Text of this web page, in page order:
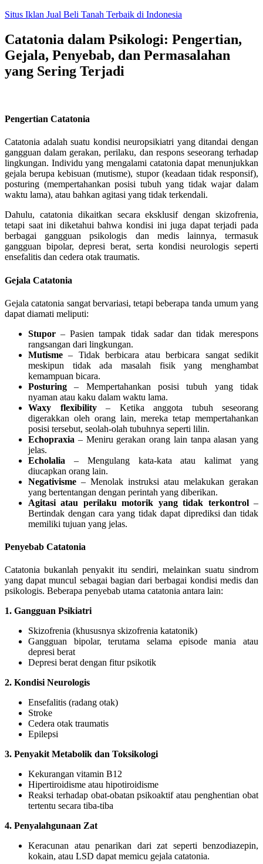
Skip
content
Situs Iklan Jual Beli Tanah Terbaik di Indonesia
Catatonia dalam Psikologi: Pengertian,
Gejala, Penyebab, dan Permasalahan
yang Sering Terjadi
Pengertian Catatonia
Catatonia adalah suatu kondisi neuropsikiatri yang ditandai dengan
gangguan dalam gerakan, perilaku, dan respons seseorang terhadap
lingkungan. Individu yang mengalami catatonia dapat menunjukkan
gejala berupa kebisuan (mutisme), stupor (keadaan tidak responsif),
posturing (mempertahankan posisi tubuh yang tidak wajar dalam
waktu lama), atau bahkan agitasi yang tidak terkendali.
Dahulu, catatonia dikaitkan secara eksklusif dengan skizofrenia,
tetapi saat ini diketahui bahwa kondisi ini juga dapat terjadi pada
berbagai gangguan psikologis dan medis lainnya, termasuk
gangguan bipolar, depresi berat, serta kondisi neurologis seperti
ensefalitis dan cedera otak traumatis.
Gejala Catatonia
Gejala catatonia sangat bervariasi, tetapi beberapa tanda umum yang
dapat diamati meliputi:
Stupor – Pasien tampak tidak sadar dan tidak merespons
rangsangan dari lingkungan.
Mutisme – Tidak berbicara atau berbicara sangat sedikit
meskipun tidak ada masalah fisik yang menghambat
kemampuan bicara.
Posturing – Mempertahankan posisi tubuh yang tidak
nyaman atau kaku dalam waktu lama.
Waxy flexibility– Ketika anggota tubuh seseorang
digerakkan oleh orang lain, mereka tetap mempertahankan
posisi tersebut, seolah-olah tubuhnya seperti lilin.
Echopraxia – Meniru gerakan orang lain tanpa alasan yang
jelas.
Echolalia – Mengulang kata-kata atau kalimat yang
diucapkan orang lain.
Negativisme – Menolak instruksi atau melakukan gerakan
yang bertentangan dengan perintah yang diberikan.
Agitasi atau perilaku motorik yang tidak terkontrol–
Bertindak dengan cara yang tidak dapat diprediksi dan tidak
memiliki tujuan yang jelas.
Penyebab Catatonia
Catatonia bukanlah penyakit itu sendiri, melainkan suatu sindrom
yang dapat muncul sebagai bagian dari berbagai kondisi medis dan
psikologis. Beberapa penyebab utama catatonia antara lain:
1. Gangguan Psikiatri
Skizofrenia (khususnya skizofrenia katatonik)
Gangguan bipolar, terutama selama episode mania atau
depresi berat
Depresi berat dengan fitur psikotik
2. Kondisi Neurologis
Ensefalitis (radang otak)
Stroke
Cedera otak traumatis
Epilepsi
3. Penyakit Metabolik dan Toksikologi
Kekurangan vitamin B12
Hipertiroidisme atau hipotiroidisme
Reaksi terhadap obat-obatan psikoaktif atau penghentian obat
tertentu secara tiba-tiba
4. Penyalahgunaan Zat
Keracunan atau penarikan dari zat seperti benzodiazepin,
kokain, atau LSD dapat memicu gejala catatonia.